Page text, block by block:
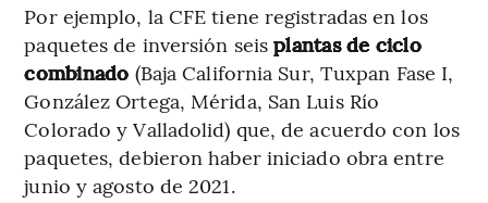
Por ejemplo, la CFE tiene registradas en los
paquetes de inversión seisplantas de ciclo
combinado (Baja California Sur, Tuxpan Fase I,
González Ortega, Mérida, San Luis Río
Colorado y Valladolid) que, de acuerdo con los
paquetes, debieron haber iniciado obra entre
junio y agosto de 2021.